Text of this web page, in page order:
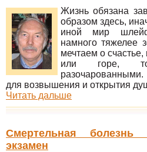
Жизнь обязана
образом здесь,
иной мир
намного тяжелее
мечтаем о счастье,
или горе,
для возвышения и открытия
Читать дальше
Смертельная
экзамен